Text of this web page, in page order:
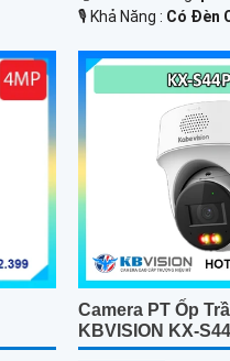
️🎙 Khả Năng : Có Ðèn
Camera PT Ốp
KBVISION KX-